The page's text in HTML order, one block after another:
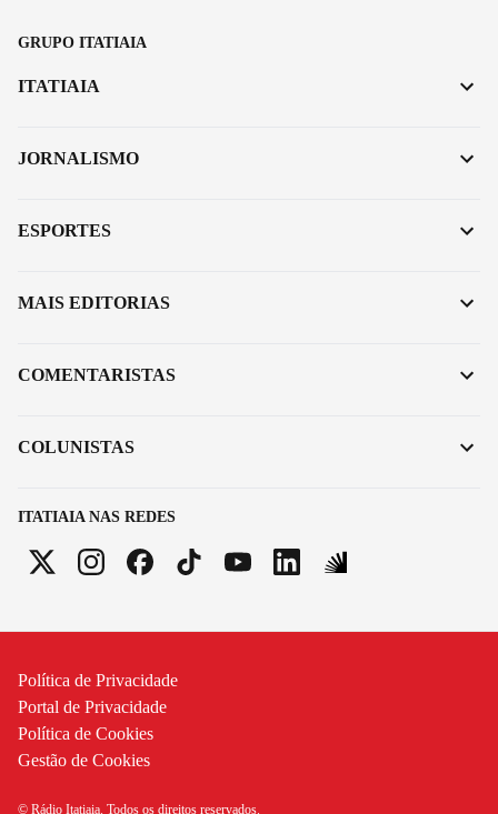
GRUPO ITATIAIA
ITATIAIA NAS REDES
ITATIAIA
JORNALISMO
ESPORTES
MAIS EDITORIAS
COMENTARISTAS
COLUNISTAS
Política de Privacidade
Portal de Privacidade
Política de Cookies
Gestão de Cookies
© Rádio Itatiaia. Todos os direitos reservados.